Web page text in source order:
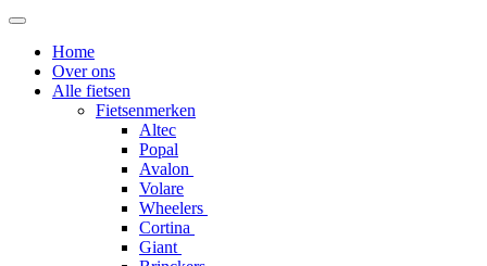
Home
Over ons
Alle fietsen
Fietsenmerken
Altec
Popal
Avalon
Volare
Wheelers
Cortina
Giant